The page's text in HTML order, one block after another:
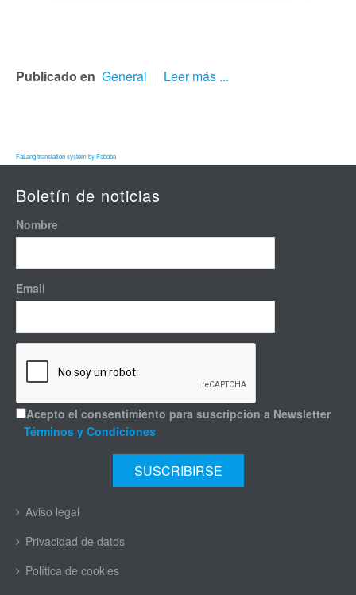
Publicado en General Leer más ...
FaLang translation system by Faboba
Boletín de noticias
Nombre
Email
Acepto el consentimiento para suscripción a Newsletter
Términos y Condiciones
Aviso legal
Privacidad de datos
Política de cookies